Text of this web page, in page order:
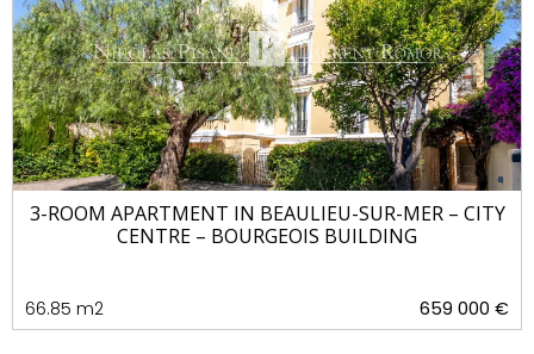
3-ROOM APARTMENT IN BEAULIEU-SUR-MER – CITY
CENTRE – BOURGEOIS BUILDING
66.85 m2 659 000 €